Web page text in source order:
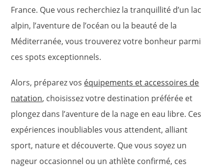
France. Que vous recherchiez la tranquillité d’un lac
alpin, l’aventure de l’océan ou la beauté de la
Méditerranée, vous trouverez votre bonheur parmi
ces spots exceptionnels.
Alors, préparez vos équipements et accessoires de
natation, choisissez votre destination préférée et
plongez dans l’aventure de la nage en eau libre. Ces
expériences inoubliables vous attendent, alliant
sport, nature et découverte. Que vous soyez un
nageur occasionnel ou un athlète confirmé, ces